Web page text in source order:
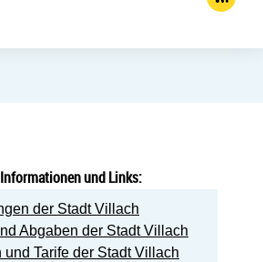
und Links:
der Stadt Villach
Abgaben der Stadt Villach
und Tarife der Stadt Villach